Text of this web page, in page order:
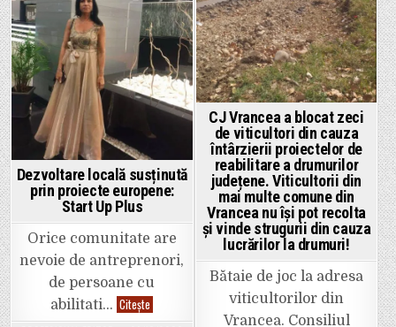
Dezvoltare locală susținută
prin proiecte europene:
Start Up Plus
Orice comunitate are
nevoie de antreprenori,
de persoane cu
abilitati… Citește
locală
CJ Vrancea a blocat zeci
de viticultori din cauza
întârzierii proiectelor de
reabilitare a drumurilor
județene. Viticultorii din
mai multe comune din
Vrancea nu își pot recolta
și vinde strugurii din cauza
lucrărilor la drumuri!
Bătaie de joc la adresa
viticultorilor din
Vrancea. Consiliul